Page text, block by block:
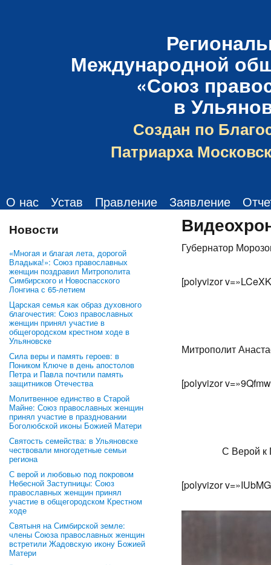
Международной
«Союз
в
Создан по
Патриарха
О нас Устав Правление Заявление
Новости
«Многая и благая лета, дорогой
Владыка!»: Союз православных
женщин поздравил Митрополита
Симбирского и Новоспасского
Лонгина с 65-летием
Царская семья как образ духовного
благочестия: Союз православных
женщин принял участие в
общегородском крестном ходе в
Ульяновске
Сила веры и память героев: в
Поником Ключе в день апостолов
Петра и Павла почтили память
защитников Отечества
Молитвенное единство в Старой
Майне: Союз православных женщин
принял участие в праздновании
Боголюбской иконы Божией Матери
Святость семейства: в Ульяновске
чествовали многодетные семьи
региона
С верой и любовью под покровом
Небесной Заступницы: Союз
православных женщин принял
участие в общегородском Крестном
ходе
Святыня на Симбирской земле:
члены Союза православных женщин
встретили Жадовскую икону Божией
Матери
Губернатор
[polyvizor
Митрополит
[polyvizor
С Верой к
[polyvizor